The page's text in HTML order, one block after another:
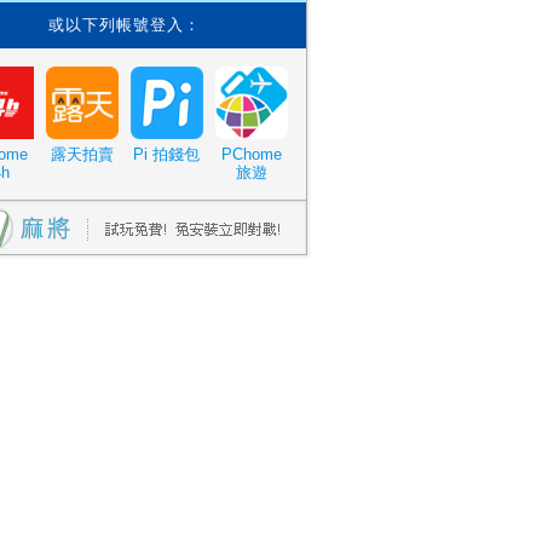
或以下列帳號登入：
露天拍賣 Pi 拍錢包
PChome
旅遊